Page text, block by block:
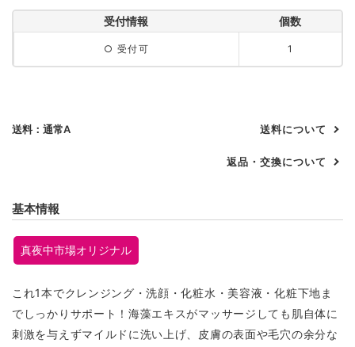
受付情報 個数
○ 受付可 1
送料：通常A 送料について
返品・交換について
基本情報
真夜中市場オリジナル
これ1本でクレンジング・洗顔・化粧水・美容液・化粧下地ま
でしっかりサポート！海藻エキスがマッサージしても肌自体に
刺激を与えずマイルドに洗い上げ、皮膚の表面や毛穴の余分な